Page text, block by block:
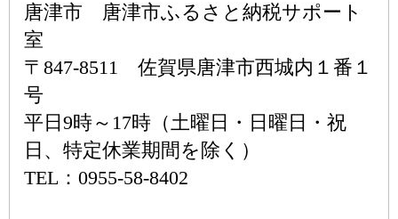
唐津市 唐津市ふるさと納税サポート
室
〒847-8511 佐賀県唐津市西城内１番１
号
平日9時～17時（土曜日・日曜日・祝
日、特定休業期間を除く）
TEL：0955-58-8402